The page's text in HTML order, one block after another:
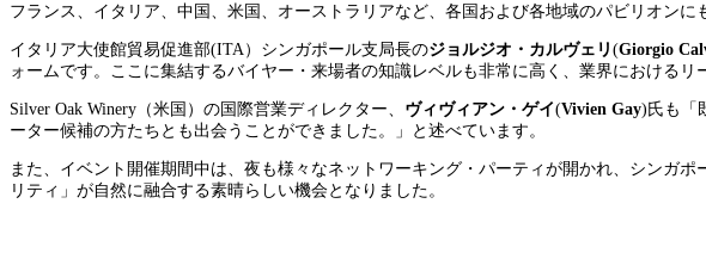
フランス、イタリア、中国、米国、オーストラリアなど、各国および各地域のパビリオン
イタリア大使館貿易促進部(ITA）シンガポール支局長のジョルジオ・カルヴェリ (Giorgio
ォームです。ここに集結するバイヤー・来場者の知識レベルも非常に高く、業界における
Silver Oak Winery（米国）の国際営業ディレクター、 ヴィヴィアン・ゲイ(Vivien Gay)氏も「
ーター候補の方たちとも出会うことができました。」と述べています。
ま た、イベント開催期間中は、夜も様々なネットワーキング・パーティが開かれ、シンガ
リティ」が自然に融合する素晴らしい機会となりました。